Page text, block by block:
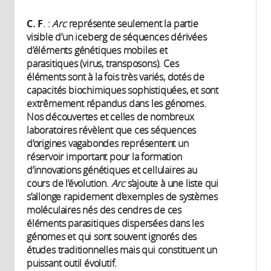
C. F. :Arcreprésente seulement la partie
visible d’un iceberg de séquences dérivées
d’éléments génétiques mobiles et
parasitiques (virus, transposons). Ces
éléments sont à la fois très variés, dotés de
capacités biochimiques sophistiquées, et sont
extrêmement répandus dans les génomes.
Nos découvertes et celles de nombreux
laboratoires révèlent que ces séquences
d’origines vagabondes représentent un
réservoir important pour la formation
d’innovations génétiques et cellulaires au
cours de l’évolution. Arcs’ajoute à une liste qui
s’allonge rapidement d’exemples de systèmes
moléculaires nés des cendres de ces
éléments parasitiques dispersées dans les
génomes et qui sont souvent ignorés des
études traditionnelles mais qui constituent un
puissant outil évolutif.